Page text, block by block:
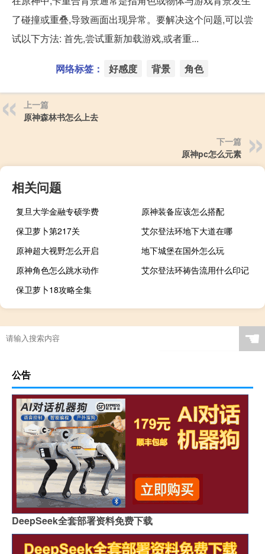
了碰撞或重叠,导致画面出现异常。要解决这个问题,可以尝
试以下方法: 首先,尝试重新加载游戏,或者重...
网络标签： 好感度 背景 角色
上一篇
原神森林书怎么上去
下一篇
原神pc怎么元素
相关问题
复旦大学金融专硕学费
原神装备应该怎么搭配
保卫萝卜第217关
艾尔登法环地下大道在哪
原神超大视野怎么开启
地下城堡在国外怎么玩
原神角色怎么跳水动作
艾尔登法环祷告流用什么印记
保卫萝卜18攻略全集
☚
公告
DeepSeek全套部署资料免费下载